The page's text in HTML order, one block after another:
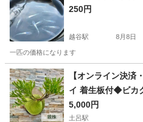
250円
越谷駅 8月8日
一匹の価格になります
埼玉 越谷市 越谷駅 その他
【オンライン決
イ 着生板付◆ビカ
5,000円
土呂駅